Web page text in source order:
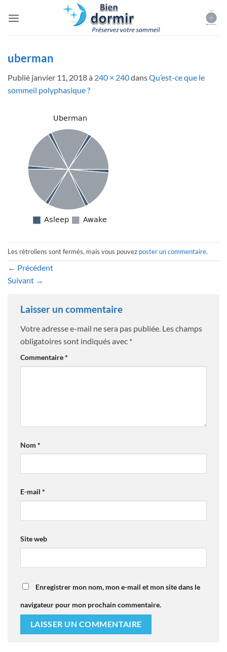
uberman
Publié janvier 11, 2018à 240 × 240dansQu’est-ce que le
sommeil polyphasique ?
Les rétroliens sont fermés, mais vous pouvez poster un commentaire.
← Précédent
Suivant →
Laisser un commentaire
Votre adresse e-mail ne sera pas publiée. Les champs
obligatoires sont indiqués avec *
Commentaire*
Nom *
E-mail *
Site web
Enregistrer mon nom, mon e-mail et mon site dans le
navigateur pour mon prochain commentaire.